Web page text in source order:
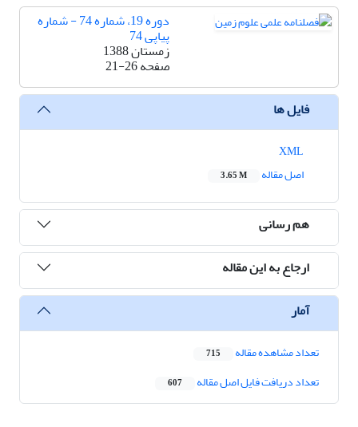
دوره 19، شماره 74 - شماره
پیاپی 74
زمستان 1388
صفحه21-26
فایل ها
اصل مقاله
3.65 M
هم رسانی
ارجاع به این مقاله
آمار
تعداد مشاهده مقاله 715
تعداد دریافت فایل اصل مقاله 607